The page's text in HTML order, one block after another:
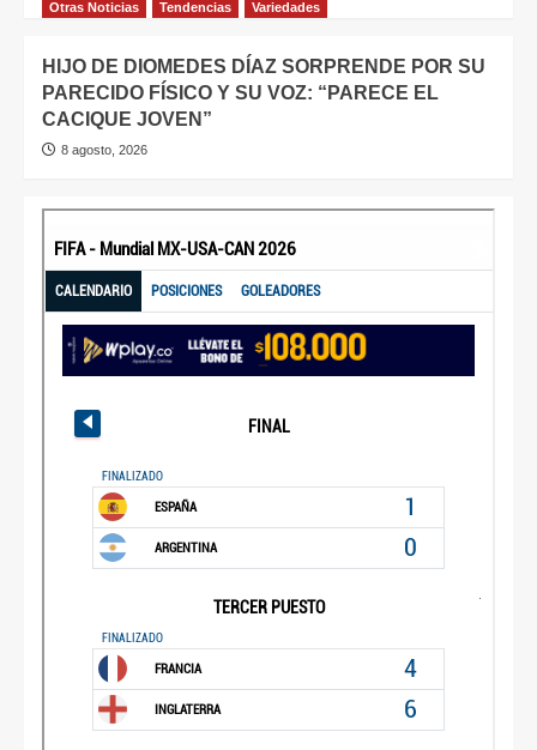
Otras Noticias Tendencias Variedades
HIJO DE DIOMEDES DÍAZ SORPRENDE POR SU
PARECIDO FÍSICO Y SU VOZ: “PARECE EL
CACIQUE JOVEN”
8 agosto, 2026